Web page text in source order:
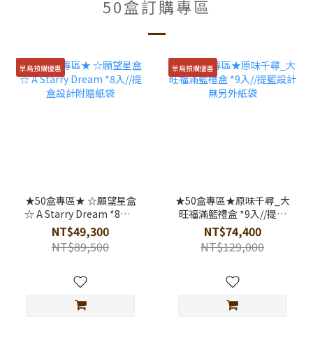
50盒訂購專區
早鳥預購優惠
★50盒專區★ ☆願望星盒
☆ A Starry Dream *8入//
提盒設計附贈紙袋
NT$49,300
NT$89,500
早鳥預購優惠
★50盒專區★原味千尋_大
旺福滿籃禮盒 *9入//提籃
設計無另外紙袋
NT$74,400
NT$129,000